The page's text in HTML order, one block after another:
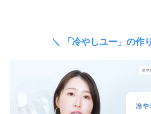
＼ 「冷やしユー」の作